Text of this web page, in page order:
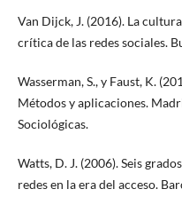
Van Dijck, J. (2016). La
crítica de las redes sociales.
Wasserman, S., y Faust, K.
Métodos y aplicaciones.
Sociológicas.
Watts, D. J. (2006). Seis
redes en la era del acceso.